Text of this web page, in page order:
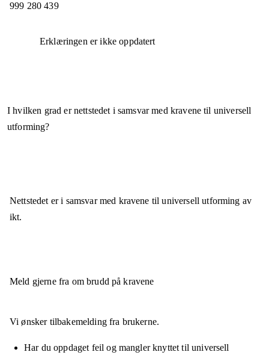
999 280 439
Erklæringen er ikke oppdatert
I hvilken grad er nettstedet i samsvar med kravene til universell
utforming?
Nettstedet eri samsvarmed kravene til universell utforming av
ikt.
Meld gjerne fra om brudd på kravene
Vi ønsker tilbakemelding fra brukerne.
Har du oppdaget feil og mangler knyttet til universell